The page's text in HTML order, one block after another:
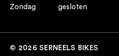
Zondag
gesloten
© 2026 SERNEELS BIKES